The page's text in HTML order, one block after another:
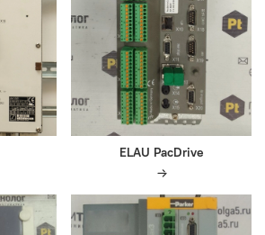
ELAU PacDrive